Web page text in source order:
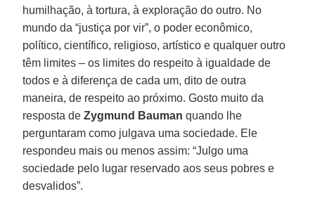
humilhação, à tortura, à exploração do outro. No
mundo da “justiça por vir”, o poder econômico,
político, científico, religioso, artístico e qualquer outro
têm limites – os limites do respeito à igualdade de
todos e à diferença de cada um, dito de outra
maneira, de respeito ao próximo. Gosto muito da
resposta deZygmund Bauman quando lhe
perguntaram como julgava uma sociedade. Ele
respondeu mais ou menos assim: “Julgo uma
sociedade pelo lugar reservado aos seus pobres e
desvalidos”.